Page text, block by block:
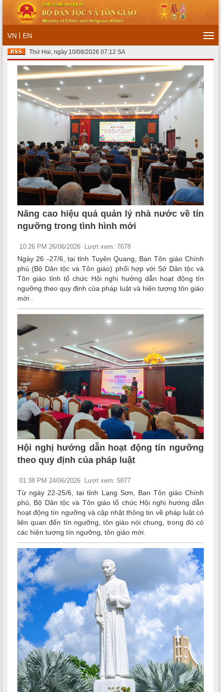
VN | EN
Thứ Hai, ngày 10/08/2026 07:12 SA
Nâng cao hiệu quả quản lý nhà nước về tín
ngưỡng trong tình hình mới
10:26 PM 26/06/2026 Lượt xem: 7678
Ngày 26 -27/6, tại tỉnh Tuyên Quang, Ban Tôn giáo Chính
phủ (Bộ Dân tộc và Tôn giáo) phối hợp với Sở Dân tộc và
Tôn giáo tỉnh tổ chức Hội nghị hướng dẫn hoạt động tín
ngưỡng theo quy định của pháp luật và hiện tượng tôn giáo
mới .
Hội nghị hướng dẫn hoạt động tín ngưỡng
theo quy định của pháp luật
01:38 PM 24/06/2026 Lượt xem: 5877
Từ ngày 22-25/6, tại tỉnh Lạng Sơn, Ban Tôn giáo Chính
phủ, Bộ Dân tộc và Tôn giáo tổ chức Hội nghị hướng dẫn
hoạt động tín ngưỡng và cập nhật thông tin về pháp luật có
liên quan đến tín ngưỡng, tôn giáo nói chung, trong đó có
các hiện tượng tín ngưỡng, tôn giáo mới.